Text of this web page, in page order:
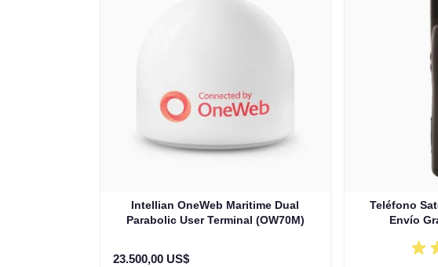
Intellian OneWeb Maritime Dual
Parabolic User Terminal (OW70M)
23.500,00 US$
Teléfono
Envío